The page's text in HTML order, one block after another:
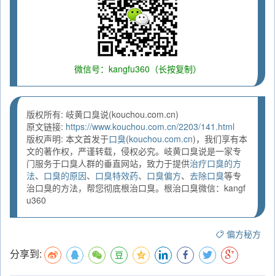
微信号：kangfu360（长按复制）
版权所有: 岐黄口臭说(kouchou.com.cn)
原文链接: https://www.kouchou.com.cn/2203/141.html
版权声明: 本文首发于口臭(kouchou.com.cn)，我们享有本
文的著作权，严谨转载，侵权必究。岐黄口臭说是一家专
门服务于口臭人群的垂直网站，致力于提供治疗口臭的方
法、 口臭的原因、 口臭特效药、 口臭偏方、 去除口臭等专
治口臭的方法，帮您彻底根治口臭。根治口臭微信：kangf
u360
偏方秘方
分享到: